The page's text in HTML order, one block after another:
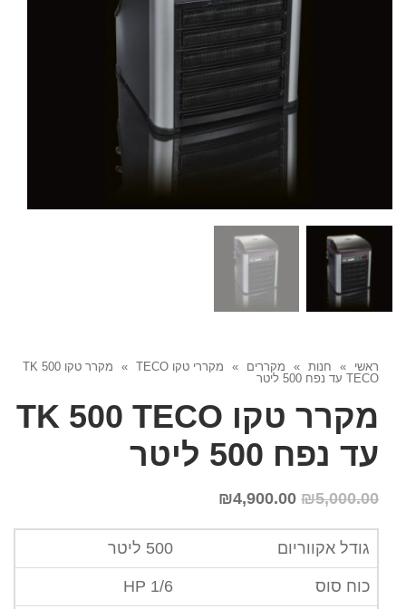
ראשי » חנות » מקררים » מקררי טקו TECO »
מקרר טקו TK 500
TECO עד נפח 500 ליטר
מקרר טקו TK 500 TECO
עד נפח 500 ליטר
₪5,000.00
₪4,900.00
גודל אקווריום 500 ליטר
כוח סוס 1/6 HP